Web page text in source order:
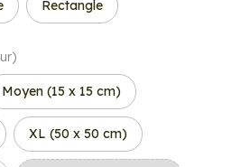
Rectangle
Moyen (15 x 15 cm)
XL (50 x 50 cm)